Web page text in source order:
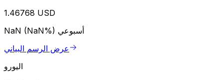
1.46768 USD
NaN (NaN%) أسبوعي
عرض الرسم البياني
اليورو